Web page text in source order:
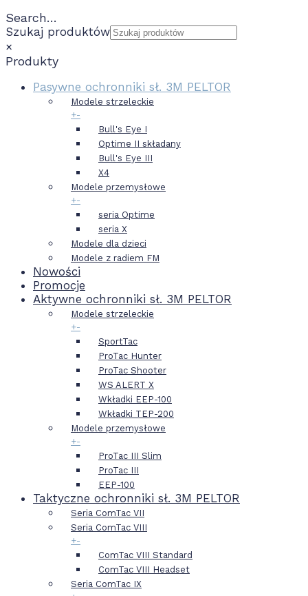
Search…
Szukaj produktów
×
Produkty
Pasywne ochronniki sł. 3M PELTOR
Modele strzeleckie
+-
Bull's Eye I
Optime II składany
Bull's Eye III
X4
Modele przemysłowe
+-
seria Optime
seria X
Modele dla dzieci
Modele z radiem FM
Nowości
Promocje
Aktywne ochronniki sł. 3M PELTOR
Modele strzeleckie
+-
SportTac
ProTac Hunter
ProTac Shooter
WS ALERT X
Wkładki EEP-100
Wkładki TEP-200
Modele przemysłowe
+-
ProTac III Slim
ProTac III
EEP-100
Taktyczne ochronniki sł. 3M PELTOR
Seria ComTac VII
Seria ComTac VIII
+-
ComTac VIII Standard
ComTac VIII Headset
Seria ComTac IX